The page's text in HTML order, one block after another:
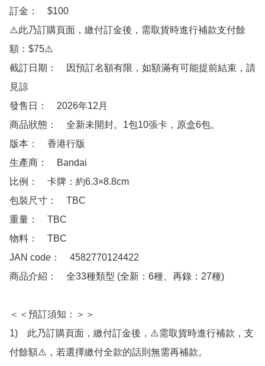
訂金：　$100
⚠️此乃訂購頁面，繳付訂金後，需取貨時進行補款支付餘
額：$75⚠️
截訂日期：　因預訂名額有限，如額滿有可能提前結束，請
見諒
發售日：　2026年12月
商品狀態：　全新未開封。1包10張卡，原盒6包。
版本：　香港行版
生產商：　Bandai
比例：　卡牌：約6.3×8.8cm
包裝尺寸：　TBC
重量：　TBC
物料：　TBC
JAN code：　4582770124422
商品介紹：　全33種類型 (全新：6種、再錄：27種)
＜＜預訂須知：＞＞
1)　此乃訂購頁面，繳付訂金後，⚠️需取貨時進行補款，支
付餘額⚠️，若選擇繳付全款的話則無需再補款。